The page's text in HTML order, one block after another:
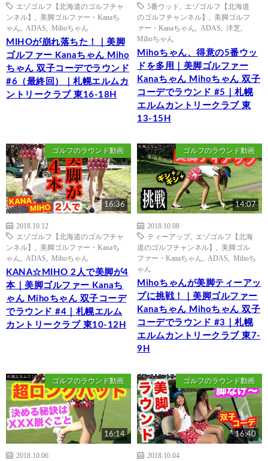
エゾゴルフ【北海道のゴルフチャ
ンネル】
美脚ゴルファー・Kanaち
ゃん
ADAS Mihoちゃん
MIHOが崩れ落ちた！｜美脚
ゴルファー Kanaちゃん Miho
ちゃん 双子コーデでラウンド
#6（最終回）｜札幌エルムカ
ントリークラブ 東16-18H
5番ウッド
エゾゴルフ【北海道
のゴルフチャンネル】
美脚ゴルフ
ァー・Kanaちゃん
ADAS 洋芝
Mihoちゃん
Mihoちゃん、得意の5番ウッ
ドを多用｜美脚ゴルファー
Kanaちゃん Mihoちゃん 双子
コーデでラウンド #5｜札幌
エルムカントリークラブ 東
13-15H
ゴルフのラウンド動画
16:36
2018.10.12
エゾゴルフ【北海道のゴルフチャ
ンネル】
美脚ゴルファー・Kanaち
ゃん
ADAS Mihoちゃん
KANA☆MIHO 2人で美脚が4
本｜美脚ゴルファー Kanaち
ゃん Mihoちゃん 双子コーデ
でラウンド #4｜札幌エルム
カントリークラブ 東10-12H
ゴルフのラウンド動画
14:07
2018.10.08
ティーアップ,
エゾゴルフ【北海
道のゴルフチャンネル】
美脚ゴル
ファー・Kanaちゃん
ADAS
Mihoち
ゃん
Mihoちゃんが美脚ティーアッ
プに挑戦！｜美脚ゴルファー
Kanaちゃん Mihoちゃん 双子
コーデでラウンド #3｜札幌
エルムカントリークラブ 東7-
9H
ゴルフのラウンド動画
16:14
2018.10.06
ゴルフのラウンド動画
16:40
2018.10.04